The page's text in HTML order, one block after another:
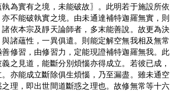
為實有之境，未能破故〗
。此明若于施設所依
不能破執實之境。由未通達補特迦羅無實，則
依本宗及靜天論師者，多末能善說。故更為決
諸蘊性，一異俱遣。則能定解空無我相及無常
修習，由修習力，定能現證補特迦羅無我。此
之見道，能斷分別煩惱亦得成立。若彼已成，
亦能成立斷除俱生煩惱，乃至漏盡。雖未通空
理，即出世間道斷惑之理也。故修無常等十六